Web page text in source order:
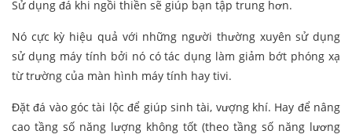
Sử dụng đá khi ngồi thiền sẽ giúp bạn tập trung hơn.
Nó cực kỳ hiệu quả với những người thường xuyên sử dụng
sử dụng máy tính bởi nó có tác dụng làm giảm bớt phóng xạ
từ trường của màn hình máy tính hay tivi.
Đặt đá vào góc tài lộc để giúp sinh tài, vượng khí. Hay để nâng
cao tầng số năng lượng không tốt (theo tầng số năng lương